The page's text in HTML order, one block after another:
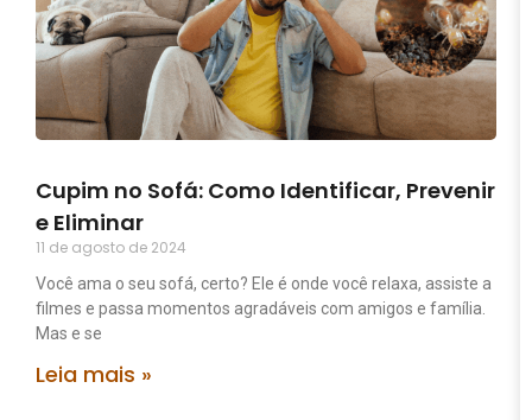
Cupim no Sofá: Como Identificar, Prevenir
e Eliminar
11 de agosto de 2024
Você ama o seu sofá, certo? Ele é onde você relaxa, assiste a
filmes e passa momentos agradáveis com amigos e família.
Mas e se
Leia mais »